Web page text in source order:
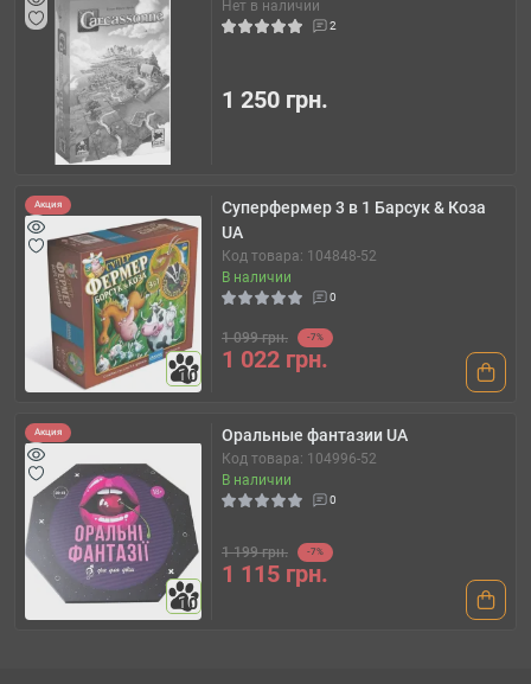
Нет в наличии
2
1 250 грн.
Акция
10
Суперфермер 3 в 1 Барсук & Коза
UA
Код товара: 104848-52
В наличии
0
1 099 грн. -7%
1 022 грн.
Акция
10
Оральные фантазии UA
Код товара: 104996-52
В наличии
0
1 199 грн. -7%
1 115 грн.